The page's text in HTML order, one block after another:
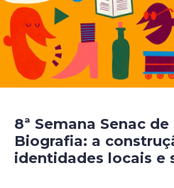
8ª Semana Senac
Biografia: a
identidades locais e